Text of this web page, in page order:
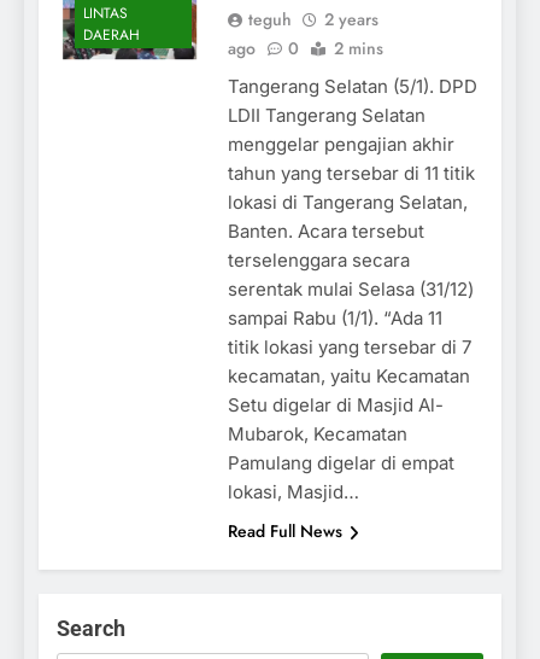
LINTAS
DAERAH
teguh
2 years
ago
0 2 mins
Tangerang Selatan (5/1). DPD
LDII Tangerang Selatan
menggelar pengajian akhir
tahun yang tersebar di 11 titik
lokasi di Tangerang Selatan,
Banten. Acara tersebut
terselenggara secara
serentak mulai Selasa (31/12)
sampai Rabu (1/1). “Ada 11
titik lokasi yang tersebar di 7
kecamatan, yaitu Kecamatan
Setu digelar di Masjid Al-
Mubarok, Kecamatan
Pamulang digelar di empat
lokasi, Masjid…
Read Full News
Search